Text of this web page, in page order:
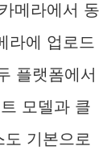
메라에서 동
라에 업로드
플랫폼에서
모델과 클
기본으로